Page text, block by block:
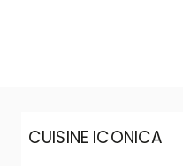
CUISINE ICONICA